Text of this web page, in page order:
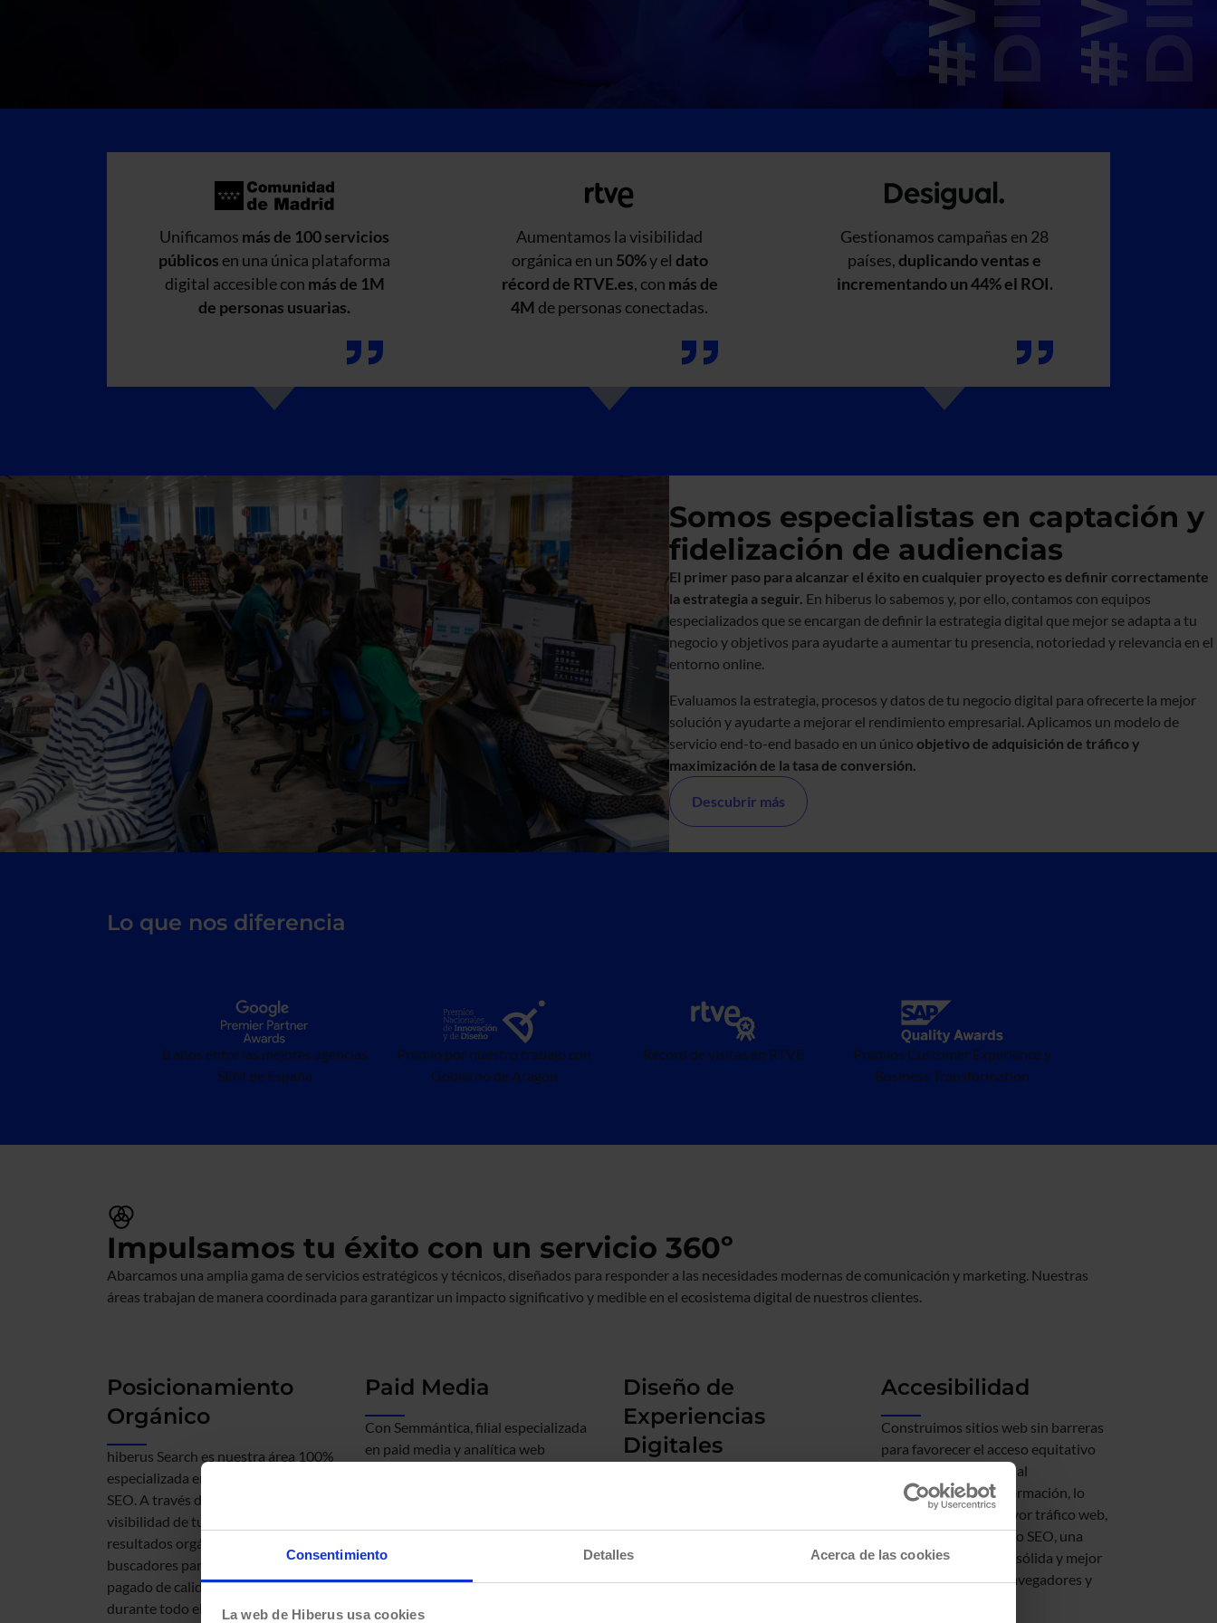
Consentimiento Detalles Acerca de las cookies
La web de Hiberus usa cookies
Unificamos más de 100 servicios
públicos en una única plataforma
digital accesible con más de 1M
de personas usuarias.
Aumentamos la visibilidad
orgánica en un 50%y el dato
récord de RTVE.es, con más de
4M de personas conectadas.
Gestionamos campañas en 28
países,duplicando ventas e
incrementando un 44% el ROI.
Somos especialistas en captación y
fidelización de audiencias
El primer paso para alcanzar el éxito en cualquier proyecto es definir correctamente
la estrategia a seguir. En hiberus lo sabemos y, por ello, contamos con equipos
especializados que se encargan de definir la estrategia digital que mejor se adapta a tu
negocio y objetivos para ayudarte a aumentar tu presencia, notoriedad y relevancia en el
entorno online.
Evaluamos la estrategia, procesos y datos de tu negocio digital para ofrecerte la mejor
solución y ayudarte a mejorar el rendimiento empresarial. Aplicamos un modelo de
servicio end-to-end basado en un únicoobjetivo de adquisición de tráfico y
maximización de la tasa de conversión.
Descubrir más
Lo que nos diferencia
8 años entre las mejores agencias
SEM de España
Premio por nuestro trabajo con
Gobierno de Aragón
Récord de visitas en RTVE
Premios Customer Experience y
Business Transformation
Impulsamos tu éxito con un servicio 360º
Abarcamos una amplia gama de servicios estratégicos y técnicos, diseñados para responder a las necesidades modernas de comunicación y marketing. Nuestras
áreas trabajan de manera coordinada para garantizar un impacto significativo y medible en el ecosistema digital de nuestros clientes.
Posicionamiento
Orgánico
hiberus Search es nuestra área 100%
especializada en posicionamiento
SEO. A través de ella, mejoramos la
visibilidad de tu web en los
resultados orgánicos de los
buscadores para conseguir tráfico no
pagado de calidad, acompañándote
durante todo el proceso, desde la
Paid Media
Con Semmántica, filial especializada
en paid media y analítica web
momento más adecuado.
Analizaremos tu proyecto para
diseñar la mejor estructura de
Diseño de
Experiencias
Digitales
usuarios para orientar el diseño y el
desarrollo de tu sitio web para
Accesibilidad
Construimos sitios web sin barreras
para favorecer el acceso equitativo
de todas las personas al
conocimiento y la información, lo
que se traduce en mayor tráfico web,
mejor posicionamiento SEO, una
imagen de marca más sólida y mejor
compatibilidad con navegadores y